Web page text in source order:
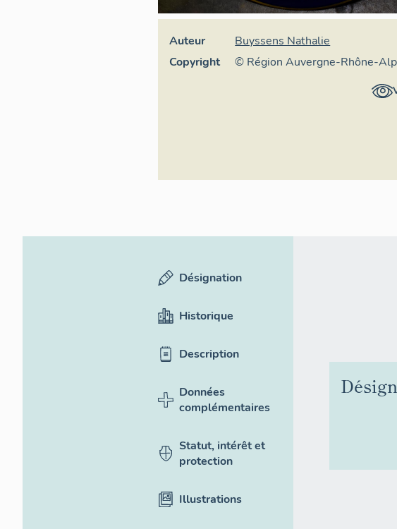
Auteur
Buyssens Nathalie
Copyright
© Région Auvergne-Rhône-
Inventaire général du
Désignation
Historique
Description
Données
complémentaires
Statut, intérêt et
protection
Illustrations